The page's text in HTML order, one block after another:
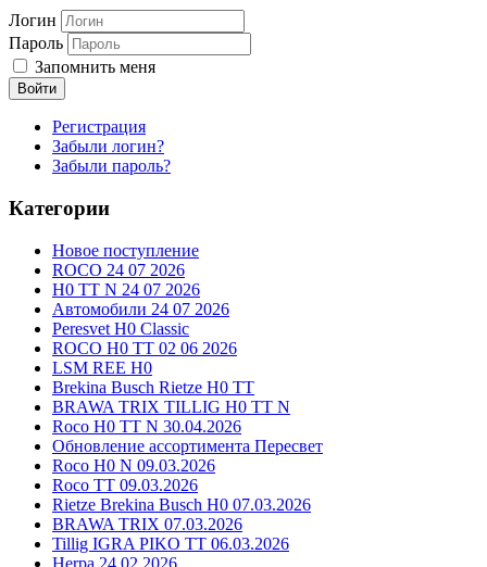
Логин
Пароль
Запомнить меня
Войти
Регистрация
Забыли логин?
Забыли пароль?
Категории
Новое поступление
ROCO 24 07 2026
H0 TT N 24 07 2026
Автомобили 24 07 2026
Peresvet H0 Classic
ROCO H0 TT 02 06 2026
LSM REE H0
Brekina Busch Rietze H0 TT
BRAWA TRIX TILLIG H0 TT N
Roco H0 TT N 30.04.2026
Обновление ассортимента Пересвет
Roco H0 N 09.03.2026
Roco TT 09.03.2026
Rietze Brekina Busch H0 07.03.2026
BRAWA TRIX 07.03.2026
Tillig IGRA PIKO TT 06.03.2026
Herpa 24.02.2026